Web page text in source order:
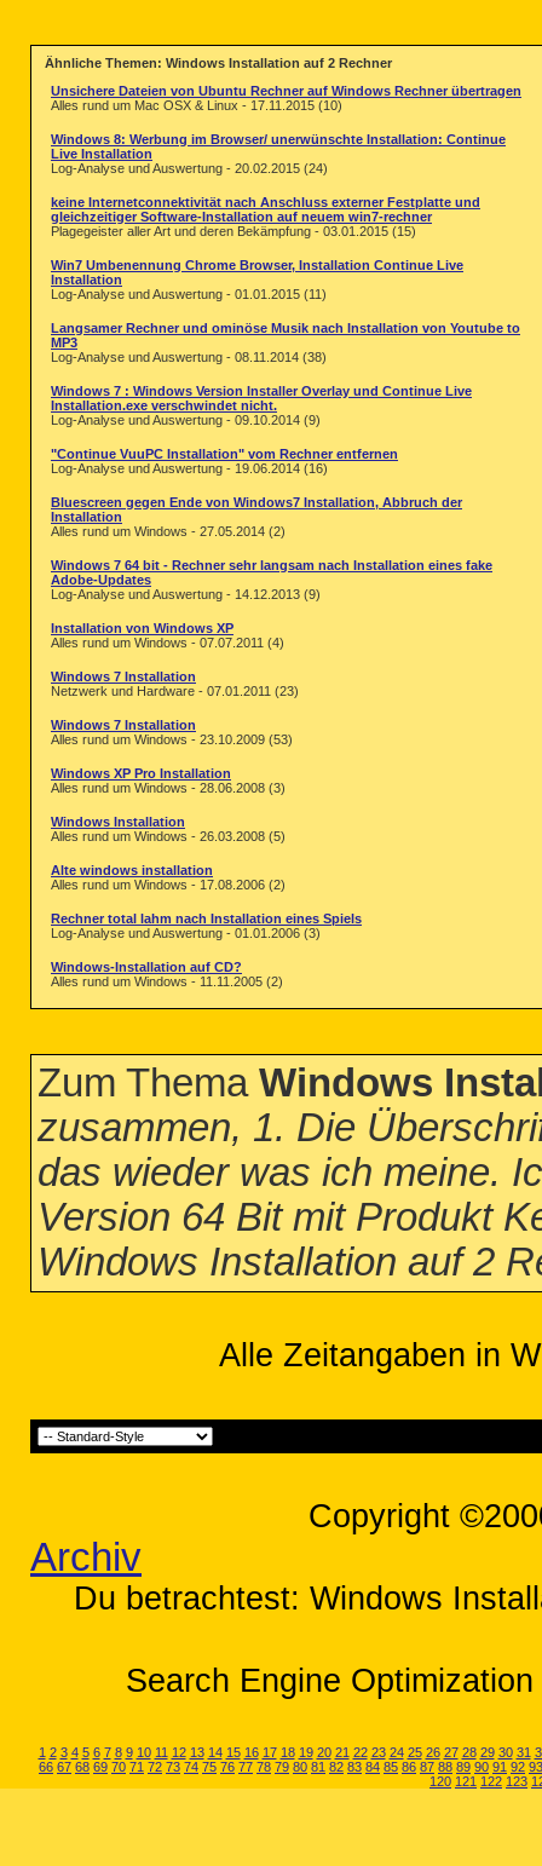
Ähnliche Themen: Windows Installation auf 2 Rechner
Unsichere Dateien von Ubuntu Rechner auf Windows Rechner übertragen
Alles rund um Mac OSX & Linux - 17.11.2015 (10)
Windows 8: Werbung im Browser/ unerwünschte Installation: Continue
Live Installation
Log-Analyse und Auswertung - 20.02.2015 (24)
keine Internetconnektivität nach Anschluss externer Festplatte und
gleichzeitiger Software-Installation auf neuem win7-rechner
Plagegeister aller Art und deren Bekämpfung - 03.01.2015 (15)
Win7 Umbenennung Chrome Browser, Installation Continue Live
Installation
Log-Analyse und Auswertung - 01.01.2015 (11)
Langsamer Rechner und ominöse Musik nach Installation von Youtube to
MP3
Log-Analyse und Auswertung - 08.11.2014 (38)
Windows 7 : Windows Version Installer Overlay und Continue Live
Installation.exe verschwindet nicht.
Log-Analyse und Auswertung - 09.10.2014 (9)
"Continue VuuPC Installation" vom Rechner entfernen
Log-Analyse und Auswertung - 19.06.2014 (16)
Bluescreen gegen Ende von Windows7 Installation, Abbruch der
Installation
Alles rund um Windows - 27.05.2014 (2)
Windows 7 64 bit - Rechner sehr langsam nach Installation eines fake
Adobe-Updates
Log-Analyse und Auswertung - 14.12.2013 (9)
Installation von Windows XP
Alles rund um Windows - 07.07.2011 (4)
Windows 7 Installation
Netzwerk und Hardware - 07.01.2011 (23)
Windows 7 Installation
Alles rund um Windows - 23.10.2009 (53)
Windows XP Pro Installation
Alles rund um Windows - 28.06.2008 (3)
Windows Installation
Alles rund um Windows - 26.03.2008 (5)
Alte windows installation
Alles rund um Windows - 17.08.2006 (2)
Rechner total lahm nach Installation eines Spiels
Log-Analyse und Auswertung - 01.01.2006 (3)
Windows-Installation auf CD?
Alles rund um Windows - 11.11.2005 (2)
Zum Thema Windows
zusammen, 1. Die
das wieder was ich meine.
Version 64 Bit mit Produkt
Windows Installation auf 2
Alle Zeitangaben in
Copyright
Archiv
Du betrachtest: Windows
Search Engine
1 2 3 4 5 6 7 8 9 10 11 12 13 14 15 16 17 18 19 20 21 22 23 24 25 26 27 28 29 30 31
66 67 68 69 70 71 72 73 74 75 76 77 78 79 80 81 82 83 84 85 86 87 88 89 90 91 92 93
120 121 122 123